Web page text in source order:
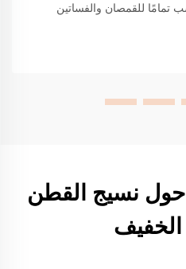
تمامًا للقمصان والفساتين
حول نسيج القطن
الخفيف